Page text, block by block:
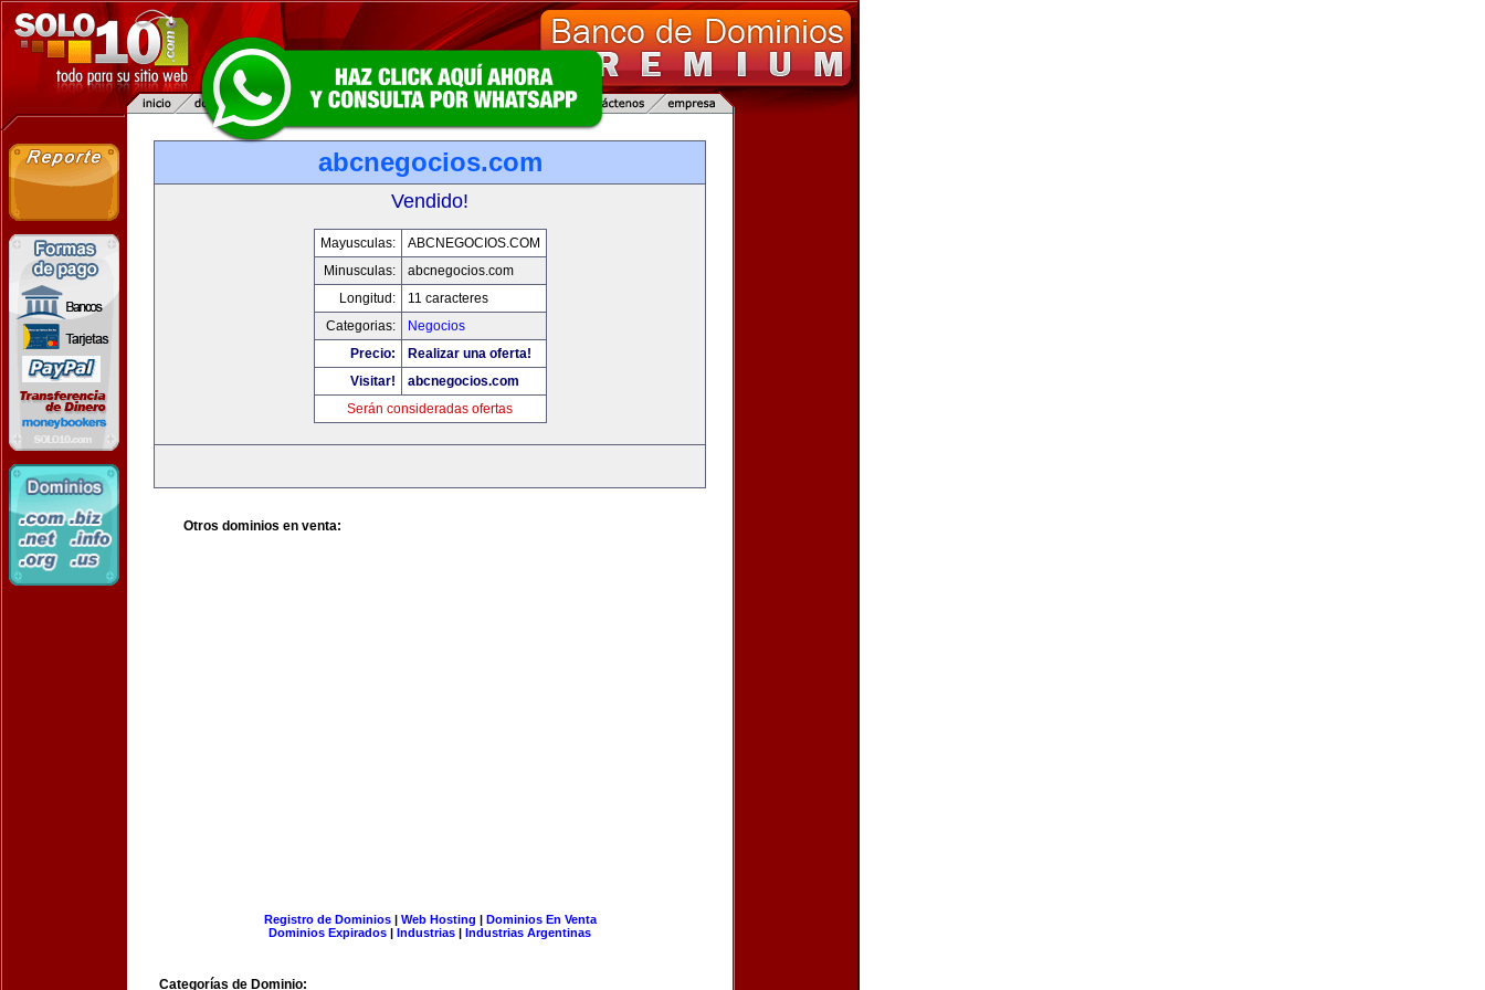
abcnegocios.com
Vendido!
Mayusculas:
ABCNEGOCIOS.COM
Minusculas:
abcnegocios.com
Longitud:
11 caracteres
Categorias:
Negocios
Precio:
Realizar una oferta!
Visitar!
abcnegocios.com
Serán consideradas ofertas
Otros dominios en venta:
Registro de Dominios| Web Hosting | Dominios En Venta
Dominios Expirados | Industrias | Industrias Argentinas
Categorías de Dominio: